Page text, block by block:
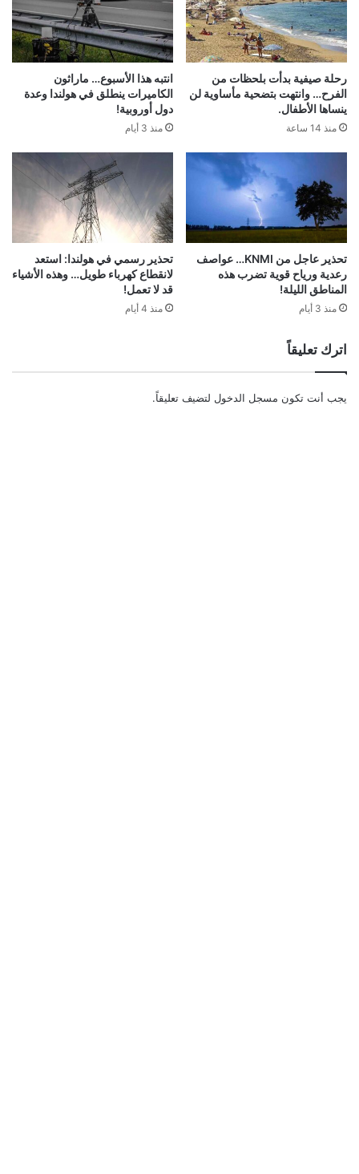
رحلة صيفية بدأت بلحظات من
الفرح… وانتهت بتضحية مأساوية لن
ينساها الأطفال.
منذ 14 ساعة
انتبه هذا الأسبوع… ماراثون
الكاميرات ينطلق في هولندا وعدة
دول أوروبية!
منذ 3 أيام
تحذير عاجل من KNMI… عواصف
رعدية ورياح قوية تضرب هذه
المناطق الليلة!
منذ 3 أيام
تحذير رسمي في هولندا: استعد
لانقطاع كهرباء طويل… وهذه الأشياء
قد لا تعمل!
منذ 4 أيام
اترك تعليقاً
يجب أنت تكون مسجل الدخول لتضيف تعليقاً.